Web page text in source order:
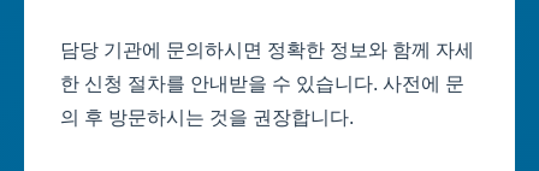
담당 기관에 문의하시면 정확한 정보와 함께 자세
한 신청 절차를 안내받을 수 있습니다. 사전에 문
의 후 방문하시는 것을 권장합니다.